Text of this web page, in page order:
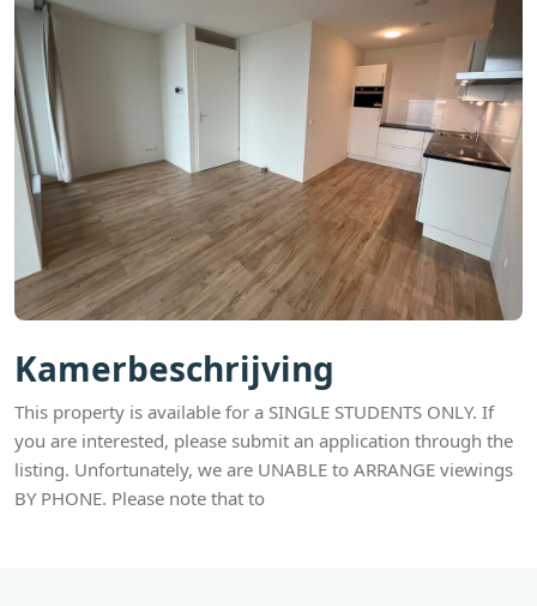
Kamerbeschrijving
This property is available for a SINGLE STUDENTS ONLY. If
you are interested, please submit an application through the
listing. Unfortunately, we are UNABLE to ARRANGE viewings
BY PHONE. Please note that to